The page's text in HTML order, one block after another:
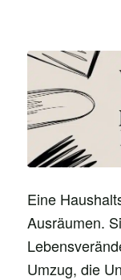
Eine
Ausräumen.
Umzug, die